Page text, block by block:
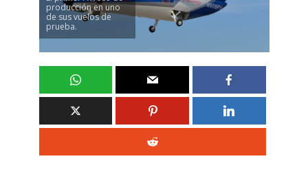
producción en uno
de sus vuelos de
prueba.